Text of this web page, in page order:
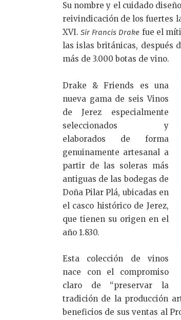
Su nombre y el cuidado
reivindicación de los fuertes
XVI.Sir Francis Drake fue el
las islas británicas, después
más de 3.000 botas de vino.
Drake & Friends es una
nueva gama de seis Vinos
de Jerez especialmente
seleccionados y
elaborados de forma
genuinamente artesanal a
partir de las soleras más
antiguas de las bodegas de
Doña Pilar Plá, ubicadas en
el casco histórico de Jerez,
que tienen su origen en el
año 1.830.
Esta colección de vinos
nace con el compromiso
claro de “preservar la
tradición de la producción
beneficios de sus ventas al